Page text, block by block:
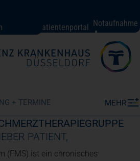
Patientenportal Notaufnahme
Düsseldorf
+ TERMINE MEHR
PATIENT,
(FMS) ist ein chronisches